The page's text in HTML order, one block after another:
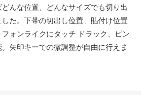
んな位置、どんなサイズでも切り出
た。下帯の切出し位置、貼付け位置
ォンライクにタッチ ドラック、ピン
⽮印キーでの微調整が⾃由に⾏えま